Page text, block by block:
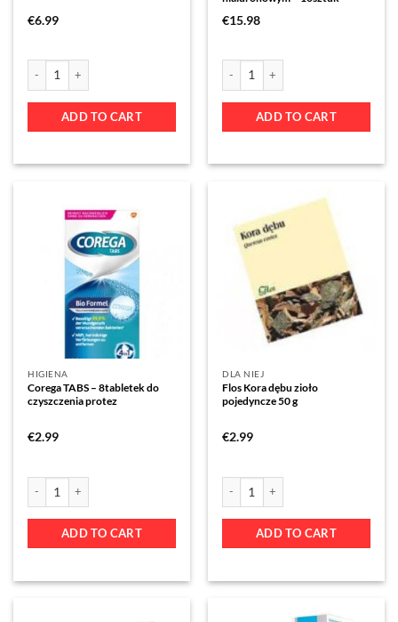
€6.99
ADD TO CART
€15.98
ADD TO CART
HIGIENA
Corega TABS – 8tabletek do
czyszczenia protez
€2.99
ADD TO CART
DLA NIEJ
Flos Kora dębu zioło
pojedyncze 50 g
€2.99
ADD TO CART